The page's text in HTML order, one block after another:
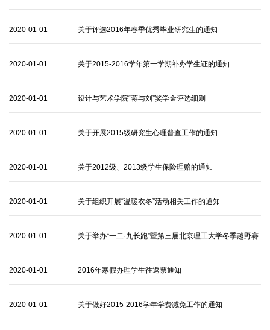
2020-01-01 关于评选2016年春季优秀毕业研究生的通知
2020-01-01 关于2015-2016学年第一学期补办学生证的通知
2020-01-01 设计与艺术学院“蒋与刘”奖学金评选细则
2020-01-01 关于开展2015级研究生心理普查工作的通知
2020-01-01 关于2012级、2013级学生保险理赔的通知
2020-01-01 关于组织开展“温暖衣冬”活动相关工作的通知
2020-01-01 关于举办“一二·九长跑”暨第三届北京理工大学冬季越野赛
2020-01-01 2016年寒假办理学生往返票通知
2020-01-01 关于做好2015-2016学年学费减免工作的通知